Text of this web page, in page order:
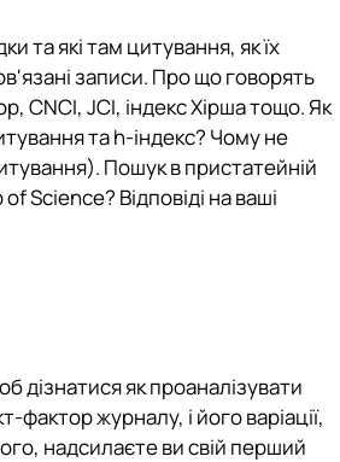
та які там цитування, як їх
записи. Про що говорять
CNCI, JCI, індекс Хірша тощо. Як
та h-індекс? Чому не
Пошук в пристатейній
Science? Відповіді на ваші
як проаналізувати
фактор журналу, і його варіації,
надсилаєте ви свій перший